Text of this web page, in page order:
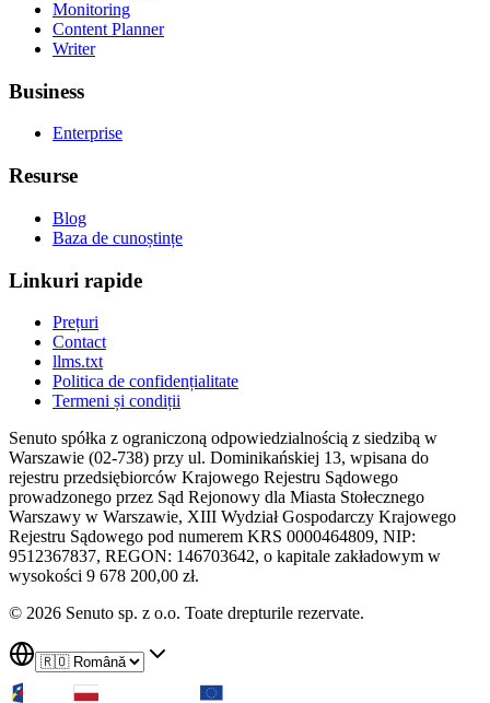
Monitoring
Content Planner
Writer
Business
Enterprise
Resurse
Blog
Baza de cunoștințe
Linkuri rapide
Prețuri
Contact
llms.txt
Politica de confidențialitate
Termeni și condiții
Senuto spółka z ograniczoną odpowiedzialnością z siedzibą w
Warszawie (02-738) przy ul. Dominikańskiej 13, wpisana do
rejestru przedsiębiorców Krajowego Rejestru Sądowego
prowadzonego przez Sąd Rejonowy dla Miasta Stołecznego
Warszawy w Warszawie, XIII Wydział Gospodarczy Krajowego
Rejestru Sądowego pod numerem KRS 0000464809, NIP:
9512367837, REGON: 146703642, o kapitale zakładowym w
wysokości 9 678 200,00 zł.
© 2026 Senuto sp. z o.o. Toate drepturile rezervate.